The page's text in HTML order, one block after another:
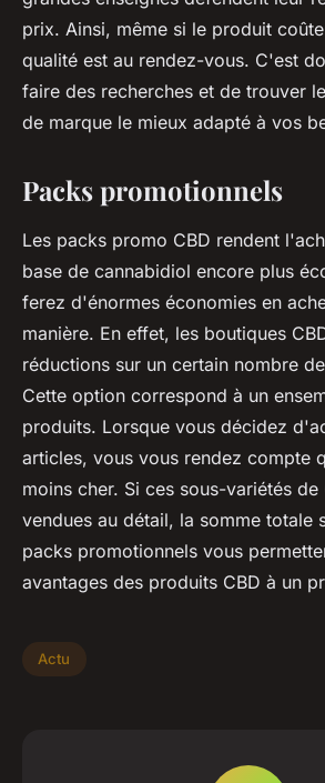
prix. Ainsi, même si le produit
qualité est au rendez-vous. C'est
faire des recherches et de trouver
de marque le mieux adapté à vos
Packs promotionnels
Les packs promo CBD rendent
base de cannabidiol encore plus
ferez d'énormes économies en
manière. En effet, les boutiques
réductions sur un certain nombre
Cette option correspond à un
produits. Lorsque vous décidez
articles, vous vous rendez compte
moins cher. Si ces sous-variétés de
vendues au détail, la somme totale
packs promotionnels vous
avantages des produits CBD à un
Actu